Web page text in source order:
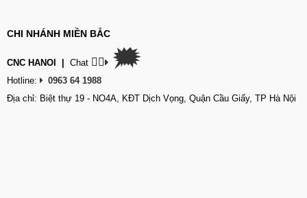
CHI NHÁNH MIỀN BẮC
CNC HANOI Chat 👉🏽 🗯
Hotline:
0963 64 1988
Địa chỉ: Biệt thự 19 - NO4A, KĐT Dịch Vọng, Quận Cầu Giấy, TP Hà Nội